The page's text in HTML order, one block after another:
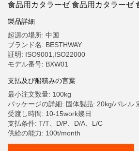
食品用カタラーゼ 食品用カタラーゼ
製品詳細
起源の場所: 中国
ブランド名: BESTHWAY
証明: ISO9001,ISO22000
モデル番号: BXW01
支払及び船積みの言葉
最小注文数量: 100kg
パッケージの詳細: 固体製品: 20kg/バレル
受渡し時間: 10-15work幾日
支払条件: T/T、D/P、D/A、L/C
供給の能力: 100t/month